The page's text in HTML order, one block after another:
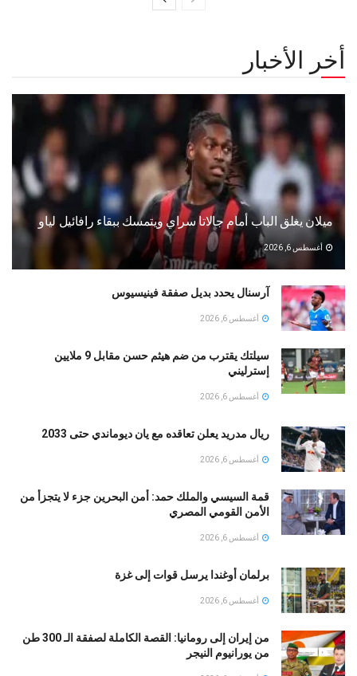
أخر الأخبار
ميلان يغلق الباب أمام جالاتا سراي ويتمسك ببقاء رافائيل لياو
أغسطس 6, 2026
آرسنال يحدد بديل صفقة فينيسيوس
أغسطس 6, 2026
سيلتك يقترب من ضم هيثم حسن مقابل 9 ملايين
إسترليني
أغسطس 6, 2026
ريال مدريد يعلن تعاقده مع يان ديوماندي حتى 2033
أغسطس 6, 2026
قمة السيسي والملك حمد: أمن البحرين جزء لا يتجزأ من
الأمن القومي المصري
أغسطس 6, 2026
برلمان أوغندا يرسل قوات إلى غزة
أغسطس 6, 2026
من إيران إلى رومانيا: القصة الكاملة لصفقة الـ 300 طن
من يورانيوم النيجر